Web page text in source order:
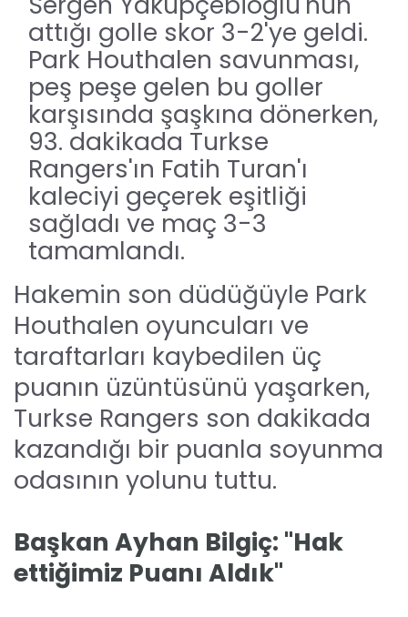
attığı golle skor 3-2'ye geldi.
Park Houthalen savunması,
peş peşe gelen bu goller
karşısında şaşkına dönerken,
93. dakikada Turkse
Rangers'ın Fatih Turan'ı
kaleciyi geçerek eşitliği
sağladı ve maç 3-3
tamamlandı.
Hakemin son düdüğüyle Park
Houthalen oyuncuları ve
taraftarları kaybedilen üç
puanın üzüntüsünü yaşarken,
Turkse Rangers son dakikada
kazandığı bir puanla soyunma
odasının yolunu tuttu.
Başkan Ayhan Bilgiç: "Hak
ettiğimiz Puanı Aldık"